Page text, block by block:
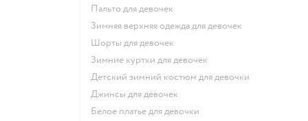
Пальто для девочек
Зимняя верхняя одежда для девочек
Шорты для девочек
Зимние куртки для девочек
Детский зимний костюм для девочки
Джинсы для девочек
Белое платье для девочки